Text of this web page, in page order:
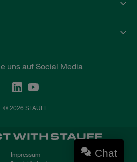
uns auf Social Media
© 2026 STAUFF
Impressum
Chat